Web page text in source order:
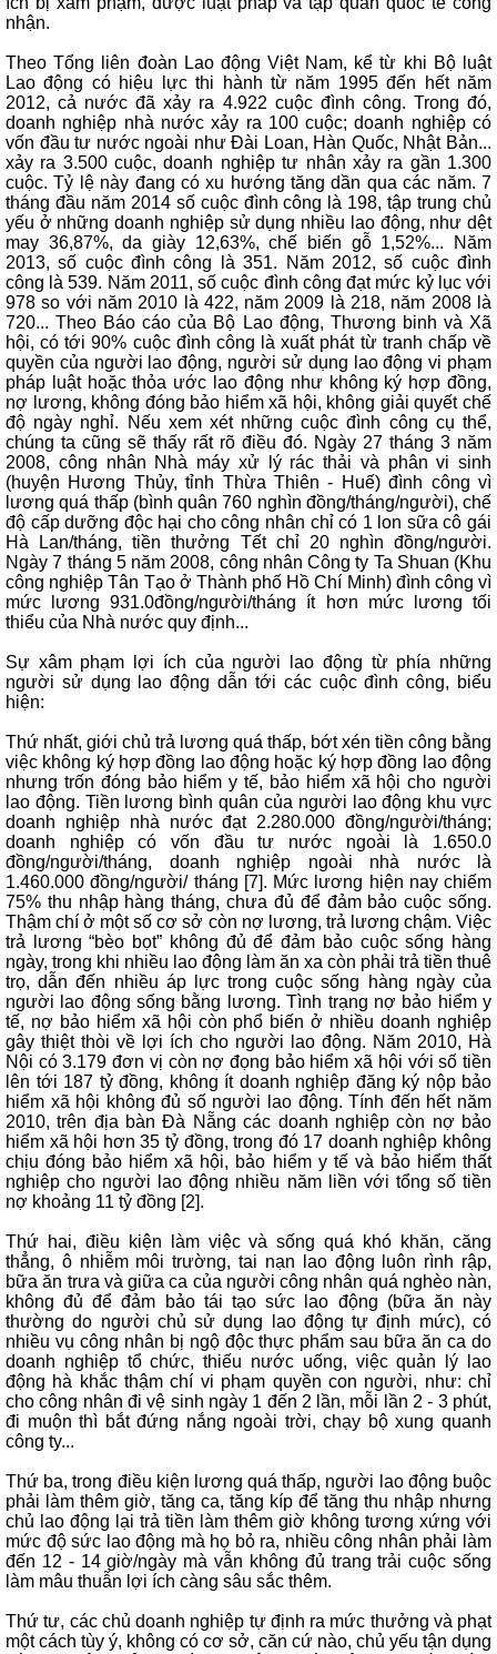
nhận.
Theo Tổng liên đoàn Lao động Việt Nam, kể từ khi Bộ luật
Lao động có hiệu lực thi hành từ năm 1995 đến hết năm
2012, cả nước đã xảy ra 4.922 cuộc đình công. Trong đó,
doanh nghiệp nhà nước xảy ra 100 cuộc; doanh nghiệp có
vốn đầu tư nước ngoài như Đài Loan, Hàn Quốc, Nhật Bản...
xảy ra 3.500 cuộc, doanh nghiệp tư nhân xảy ra gần 1.300
cuộc. Tỷ lệ này đang có xu hướng tăng dần qua các năm. 7
tháng đầu năm 2014 số cuộc đình công là 198, tập trung chủ
yếu ở những doanh nghiệp sử dụng nhiều lao động, như dệt
may 36,87%, da giày 12,63%, chế biến gỗ 1,52%... Năm
2013, số cuộc đình công là 351. Năm 2012, số cuộc đình
công là 539. Năm 2011, số cuộc đình công đạt mức kỷ lục với
978 so với năm 2010 là 422, năm 2009 là 218, năm 2008 là
720... Theo Báo cáo của Bộ Lao động, Thương binh và Xã
hội, có tới 90% cuộc đình công là xuất phát từ tranh chấp về
quyền của người lao động, người sử dụng lao động vi phạm
pháp luật hoặc thỏa ước lao động như không ký hợp đồng,
nợ lương, không đóng bảo hiểm xã hội, không giải quyết chế
độ ngày nghỉ. Nếu xem xét những cuộc đình công cụ thể,
chúng ta cũng sẽ thấy rất rõ điều đó. Ngày 27 tháng 3 năm
2008, công nhân Nhà máy xử lý rác thải và phân vi sinh
(huyện Hương Thủy, tỉnh Thừa Thiên - Huế) đình công vì
lương quá thấp (bình quân 760 nghìn đồng/tháng/người), chế
độ cấp dưỡng độc hại cho công nhân chỉ có 1 lon sữa cô gái
Hà Lan/tháng, tiền thưởng Tết chỉ 20 nghìn đồng/người.
Ngày 7 tháng 5 năm 2008, công nhân Công ty Ta Shuan (Khu
công nghiệp Tân Tạo ở Thành phố Hồ Chí Minh) đình công vì
mức lương 931.0đồng/người/tháng ít hơn mức lương tối
thiểu của Nhà nước quy định...
Sự xâm phạm lợi ích của người lao động từ phía những
người sử dụng lao động dẫn tới các cuộc đình công, biểu
hiện:
Thứ nhất, giới chủ trả lương quá thấp, bớt xén tiền công bằng
việc không ký hợp đồng lao động hoặc ký hợp đồng lao động
nhưng trốn đóng bảo hiểm y tế, bảo hiểm xã hội cho người
lao động. Tiền lương bình quân của người lao động khu vực
doanh nghiệp nhà nước đạt 2.280.000 đồng/người/tháng;
doanh nghiệp có vốn đầu tư nước ngoài là 1.650.0
đồng/người/tháng, doanh nghiệp ngoài nhà nước là
1.460.000 đồng/người/ tháng [7]. Mức lương hiện nay chiếm
75% thu nhập hàng tháng, chưa đủ để đảm bảo cuộc sống.
Thậm chí ở một số cơ sở còn nợ lương, trả lương chậm. Việc
trả lương “bèo bọt” không đủ để đảm bảo cuộc sống hàng
ngày, trong khi nhiều lao động làm ăn xa còn phải trả tiền thuê
trọ, dẫn đến nhiều áp lực trong cuộc sống hàng ngày của
người lao động sống bằng lương. Tình trạng nợ bảo hiểm y
tế, nợ bảo hiểm xã hội còn phổ biến ở nhiều doanh nghiệp
gây thiệt thòi về lợi ích cho người lao động. Năm 2010, Hà
Nội có 3.179 đơn vị còn nợ đọng bảo hiểm xã hội với số tiền
lên tới 187 tỷ đồng, không ít doanh nghiệp đăng ký nộp bảo
hiểm xã hội không đủ số người lao động. Tính đến hết năm
2010, trên địa bàn Đà Nẵng các doanh nghiệp còn nợ bảo
hiểm xã hội hơn 35 tỷ đồng, trong đó 17 doanh nghiệp không
chịu đóng bảo hiểm xã hội, bảo hiểm y tế và bảo hiểm thất
nghiệp cho người lao động nhiều năm liền với tổng số tiền
nợ khoảng 11 tỷ đồng [2].
Thứ hai, điều kiện làm việc và sống quá khó khăn, căng
thẳng, ô nhiễm môi trường, tai nạn lao động luôn rình rập,
bữa ăn trưa và giữa ca của người công nhân quá nghèo nàn,
không đủ để đảm bảo tái tạo sức lao động (bữa ăn này
thường do người chủ sử dụng lao động tự định mức), có
nhiều vụ công nhân bị ngộ độc thực phẩm sau bữa ăn ca do
doanh nghiệp tổ chức, thiếu nước uống, việc quản lý lao
động hà khắc thậm chí vi phạm quyền con người, như: chỉ
cho công nhân đi vệ sinh ngày 1 đến 2 lần, mỗi lần 2 - 3 phút,
đi muộn thì bắt đứng nắng ngoài trời, chạy bộ xung quanh
công ty...
Thứ ba, trong điều kiện lương quá thấp, người lao động buộc
phải làm thêm giờ, tăng ca, tăng kíp để tăng thu nhập nhưng
chủ lao động lại trả tiền làm thêm giờ không tương xứng với
mức độ sức lao động mà họ bỏ ra, nhiều công nhân phải làm
đến 12 - 14 giờ/ngày mà vẫn không đủ trang trải cuộc sống
làm mâu thuẫn lợi ích càng sâu sắc thêm.
Thứ tư, các chủ doanh nghiệp tự định ra mức thưởng và phạt
một cách tùy ý, không có cơ sở, căn cứ nào, chủ yếu tận dụng